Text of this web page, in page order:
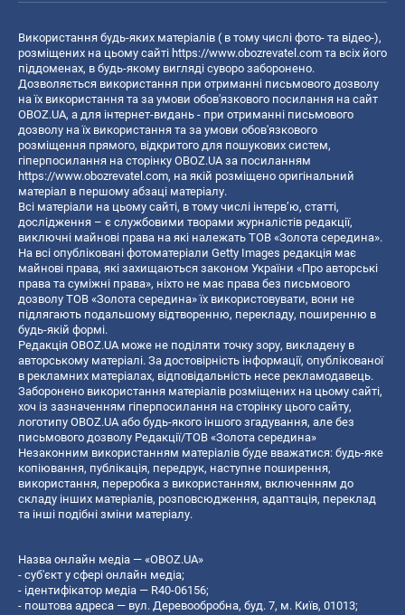
Використання будь-яких матеріалів ( в тому числі фото- та відео-),
розміщених на цьому сайті https://www.obozrevatel.com та всіх його
піддоменах, в будь-якому вигляді суворо заборонено.
Дозволяється використання при отриманні письмового дозволу
на їх використання та за умови обов'язкового посилання на сайт
OBOZ.UA, а для інтернет-видань - при отриманні письмового
дозволу на їх використання та за умови обов'язкового
розміщення прямого, відкритого для пошукових систем,
гіперпосилання на сторінку OBOZ.UA за посиланням
https://www.obozrevatel.com, на якій розміщено оригінальний
матеріал в першому абзаці матеріалу.
Всі матеріали на цьому сайті, в тому числі інтерв’ю, статті,
дослідження – є службовими творами журналістів редакції,
виключні майнові права на які належать ТОВ «Золота середина».
На всі опубліковані фотоматеріали Getty Images редакція має
майнові права, які захищаються законом України «Про авторські
права та суміжні права», ніхто не має права без письмового
дозволу ТОВ «Золота середина» їх використовувати, вони не
підлягають подальшому відтворенню, перекладу, поширенню в
будь-якій формі.
Редакція OBOZ.UA може не поділяти точку зору, викладену в
авторському матеріалі. За достовірність інформації, опублікованої
в рекламних матеріалах, відповідальність несе рекламодавець.
Заборонено використання матеріалів розміщених на цьому сайті,
хоч із зазначенням гіперпосилання на сторінку цього сайту,
логотипу OBOZ.UA або будь-якого іншого згадування, але без
письмового дозволу Редакції/ТОВ «Золота середина»
Незаконним використанням матеріалів буде вважатися: будь-яке
копiювання, публiкацiя, передрук, наступне поширення,
використання, переробка з використанням, включенням до
складу інших матеріалів, розповсюдження, адаптація, переклад
та інші подібні зміни матеріалу.
Назва онлайн медіа — «OBOZ.UA»
- суб'єкт у сфері онлайн медіа;
- ідентифікатор медіа — R40-06156;
- поштова адреса — вул. Деревообробна, буд. 7, м. Київ, 01013;